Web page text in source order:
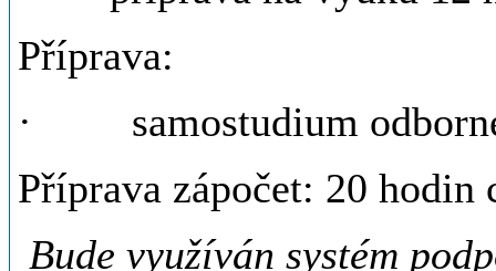
Příprava:
· samostudium
Příprava zápočet: 20 hodin
Bude využíván systém